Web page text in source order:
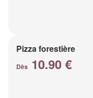
Pizza forestière
Dès 10.90 €